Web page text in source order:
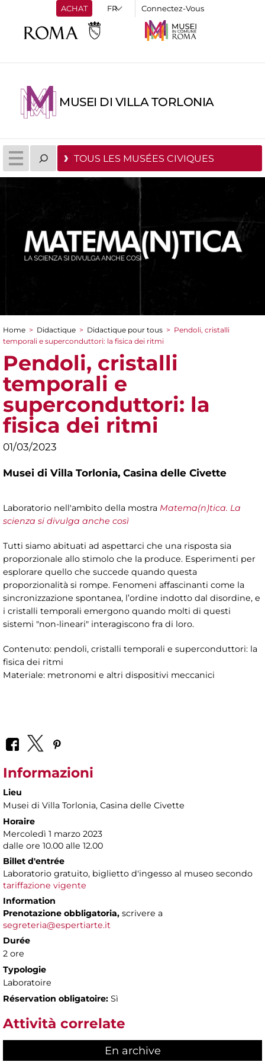
ACHAT Connectez-Vous
MUSEI DI VILLA TORLONIA
TOUS LES MUSÉES CIVIQUES
You are here
Home > Didactique > Didactique pour tous > Pendoli, cristalli
temporali e superconduttori: la fisica dei ritmi
Pendoli, cristalli
temporali e
superconduttori: la
fisica dei ritmi
01/03/2023
Musei di Villa Torlonia, Casina delle Civette
Laboratorio nell'ambito della mostra Matema(n)tica. La
scienza si divulga anche così
Tutti siamo abituati ad aspettarci che una risposta sia
proporzionale allo stimolo che la produce. Esperimenti per
esplorare quello che succede quando questa
proporzionalità si rompe. Fenomeni affascinanti come la
sincronizzazione spontanea, l’ordine indotto dal disordine, e
i cristalli temporali emergono quando molti di questi
sistemi "non-lineari" interagiscono fra di loro.
Contenuto: pendoli, cristalli temporali e superconduttori: la
fisica dei ritmi
Materiale: metronomi e altri dispositivi meccanici
Informazioni
Lieu
Musei di Villa Torlonia, Casina delle Civette
Horaire
Mercoledì 1 marzo 2023
dalle ore 10.00 alle 12.00
Billet d'entrée
Laboratorio gratuito, biglietto d'ingesso al museo secondo
tariffazione vigente
Information
Prenotazione obbligatoria, scrivere a
segreteria@espertiarte.it
Durée
2 ore
Typologie
Laboratoire
Réservation obligatoire: Sì
Attività correlate
En archive